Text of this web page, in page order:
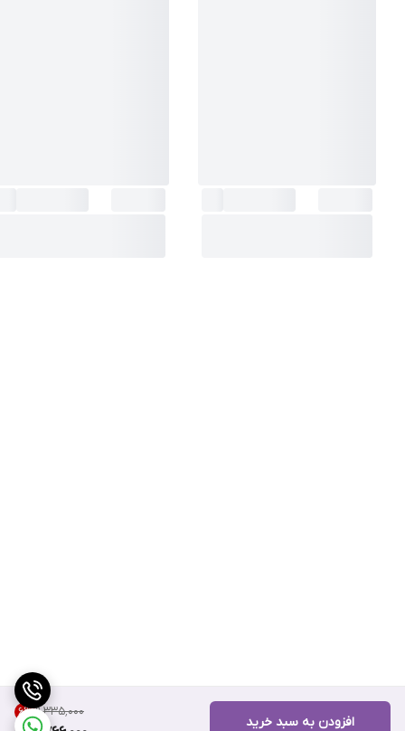
۹٬۳۳۵٬۰۰۰ 6%
افزودن به سبد خرید